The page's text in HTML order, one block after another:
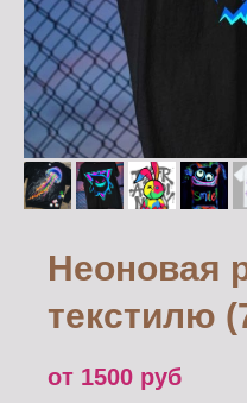
Неоновая
текстилю
от 1500 руб